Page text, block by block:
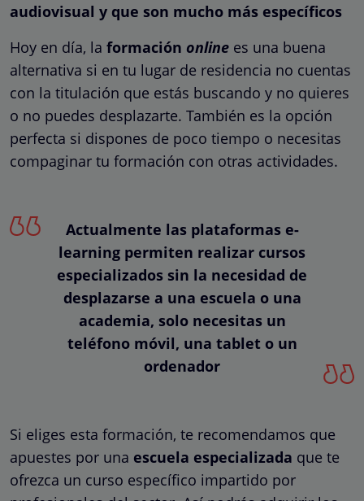
audiovisual y que son mucho más específicos
Hoy en día, la formación online es una buena
alternativa si en tu lugar de residencia no cuentas
con la titulación que estás buscando y no quieres
o no puedes desplazarte. También es la opción
perfecta si dispones de poco tiempo o necesitas
compaginar tu formación con otras actividades.
Actualmente las plataformas e-
learning permiten realizar cursos
especializados sin la necesidad de
desplazarse a una escuela o una
academia, solo necesitas un
teléfono móvil, una tablet o un
ordenador
Si eliges esta formación, te recomendamos que
apuestes por una escuela especializada que te
ofrezca un curso específico impartido por